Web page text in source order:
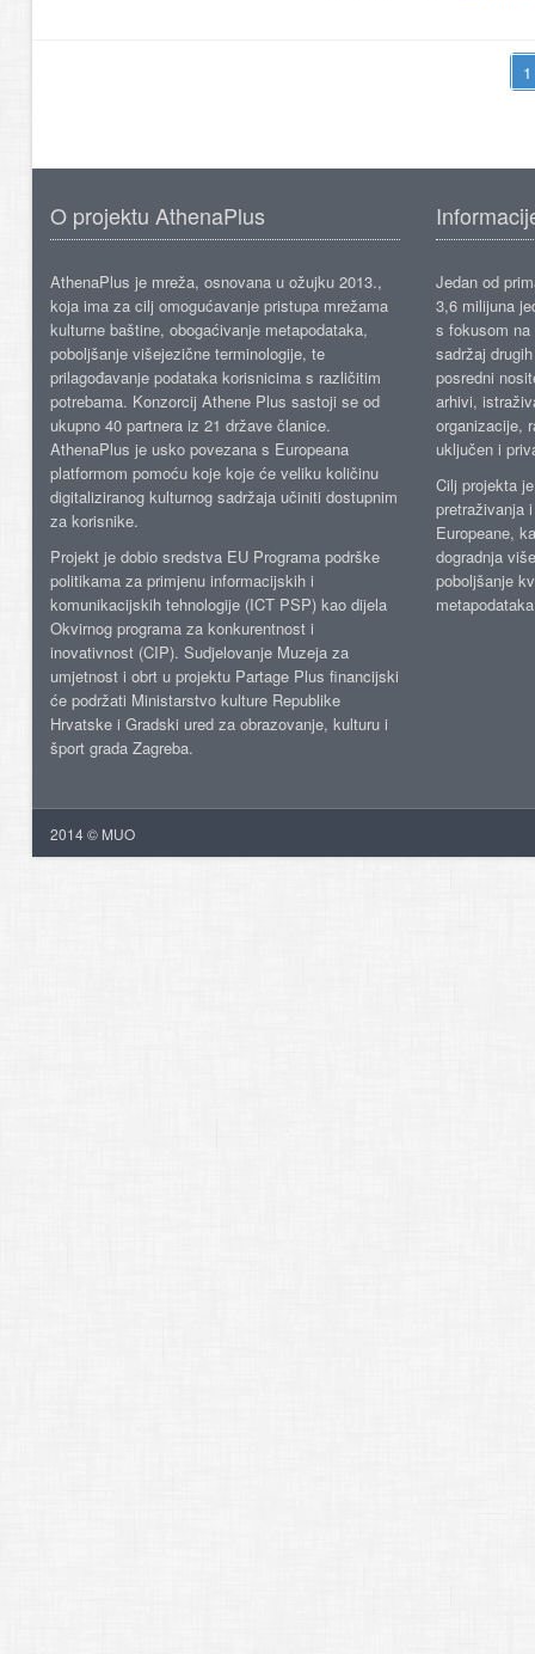
O projektu AthenaPlus
AthenaPlus je mreža, osnovana u ožujku 2013.,
koja ima za cilj omogućavanje pristupa mrežama
kulturne baštine, obogaćivanje metapodataka,
poboljšanje višejezične terminologije, te
prilagođavanje podataka korisnicima s različitim
potrebama. Konzorcij Athene Plus sastoji se od
ukupno 40 partnera iz 21 države članice.
AthenaPlus je usko povezana s Europeana
platformom pomoću koje koje će veliku količinu
digitaliziranog kulturnog sadržaja učiniti dostupnim
za korisnike.
Projekt je dobio sredstva EU Programa podrške
politikama za primjenu informacijskih i
komunikacijskih tehnologije (ICT PSP) kao dijela
Okvirnog programa za konkurentnost i
inovativnost (CIP). Sudjelovanje Muzeja za
umjetnost i obrt u projektu Partage Plus financijski
će podržati Ministarstvo kulture Republike
Hrvatske i Gradski ured za obrazovanje, kulturu i
šport grada Zagreba.
Jedan od
3,6 milijuna
s fokusom
sadržaj
posredni
arhivi,
organizacije,
uključen i
Cilj projekta
pretraživanja
Europeane,
dogradnja
poboljšanje
2014 © MUO